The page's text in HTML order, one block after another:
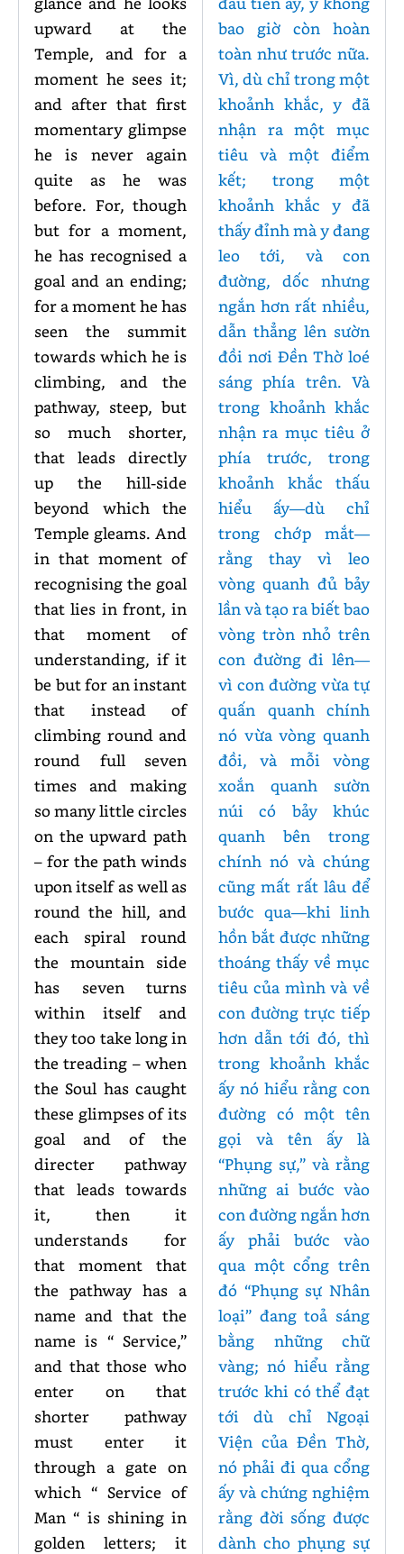
upward at the
Temple, and for a
moment he sees it;
and after that first
momentary glimpse
he is never again
quite as he was
before. For, though
but for a moment,
he has recognised a
goal and an ending;
for a moment he has
seen the summit
towards which he is
climbing, and the
pathway, steep, but
so much shorter,
that leads directly
up the hill-side
beyond which the
Temple gleams. And
in that moment of
recognising the goal
that lies in front, in
that moment of
understanding, if it
be but for an instant
that instead of
climbing round and
round full seven
times and making
so many little circles
on the upward path
– for the path winds
upon itself as well as
round the hill, and
each spiral round
the mountain side
has seven turns
within itself and
they too take long in
the treading – when
the Soul has caught
these glimpses of its
goal and of the
directer pathway
that leads towards
it, then it
understands for
that moment that
the pathway has a
name and that the
name is “ Service,”
and that those who
enter on that
shorter pathway
must enter it
through a gate on
which “ Service of
Man “ is shining in
golden letters; it
bao giờ còn hoàn
toàn như trước nữa.
Vì, dù chỉ trong một
khoảnh khắc, y đã
nhận ra một mục
tiêu và một điểm
kết; trong một
khoảnh khắc y đã
thấy đỉnh mà y đang
leo tới, và con
đường, dốc nhưng
ngắn hơn rất nhiều,
dẫn thẳng lên sườn
đồi nơi Đền Thờ loé
sáng phía trên. Và
trong khoảnh khắc
nhận ra mục tiêu ở
phía trước, trong
khoảnh khắc thấu
hiểu ấy—dù chỉ
trong chớp mắt—
rằng thay vì leo
vòng quanh đủ bảy
lần và tạo ra biết bao
vòng tròn nhỏ trên
con đường đi lên—
vì con đường vừa tự
quấn quanh chính
nó vừa vòng quanh
đồi, và mỗi vòng
xoắn quanh sườn
núi có bảy khúc
quanh bên trong
chính nó và chúng
cũng mất rất lâu để
bước qua—khi linh
hồn bắt được những
thoáng thấy về mục
tiêu của mình và về
con đường trực tiếp
hơn dẫn tới đó, thì
trong khoảnh khắc
ấy nó hiểu rằng con
đường có một tên
gọi và tên ấy là
“Phụng sự,” và rằng
những ai bước vào
con đường ngắn hơn
ấy phải bước vào
qua một cổng trên
đó “Phụng sự Nhân
loại” đang toả sáng
bằng những chữ
vàng; nó hiểu rằng
trước khi có thể đạt
tới dù chỉ Ngoại
Viện của Đền Thờ,
nó phải đi qua cổng
ấy và chứng nghiệm
rằng đời sống được
dành cho phụng sự